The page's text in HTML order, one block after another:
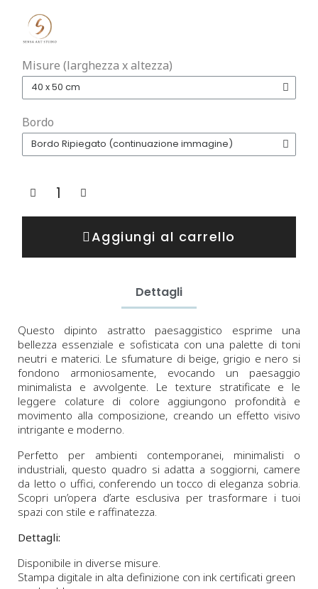
Misure (larghezza x altezza)
Bordo
Aggiungi al carrello
Dettagli
Questo dipinto astratto paesaggistico esprime una
bellezza essenziale e sofisticata con una palette di toni
neutri e materici. Le sfumature di beige, grigio e nero si
fondono armoniosamente, evocando un paesaggio
minimalista e avvolgente. Le texture stratificate e le
leggere colature di colore aggiungono profondità e
movimento alla composizione, creando un effetto visivo
intrigante e moderno.
Perfetto per ambienti contemporanei, minimalisti o
industriali, questo quadro si adatta a soggiorni, camere
da letto o uffici, conferendo un tocco di eleganza sobria.
Scopri un’opera d’arte esclusiva per trasformare i tuoi
spazi con stile e raffinatezza.
Dettagli:
Disponibile in diverse misure.
Stampa digitale in alta definizione con ink certificati green